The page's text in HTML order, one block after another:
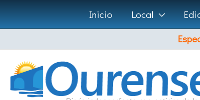
Ir
al
contenido
Inicio Local